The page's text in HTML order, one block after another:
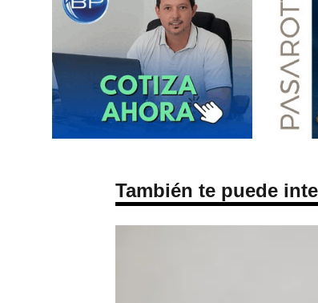
También te puede